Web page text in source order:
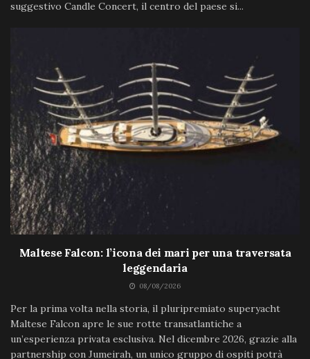
suggestivo Candle Concert, il centro del paese si...
Maltese Falcon: l’icona dei mari per una traversata
leggendaria
08/08/2026
Per la prima volta nella storia, il pluripremiato superyacht
Maltese Falcon apre le sue rotte transatlantiche a
un’esperienza privata esclusiva. Nel dicembre 2026, grazie alla
partnership con Jumeirah, un unico gruppo di ospiti potrà